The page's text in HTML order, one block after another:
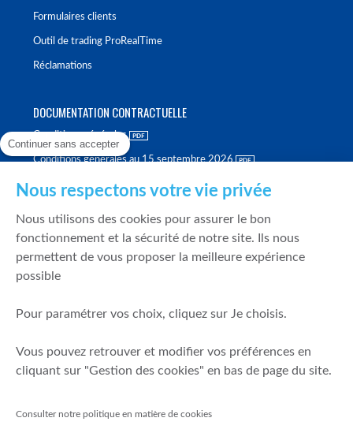
Formulaires clients
Outil de trading ProRealTime
Réclamations
DOCUMENTATION CONTRACTUELLE
Conditions générales
Conditions générales au 15 septembre 2026
Politique de meilleure sélection
Politique de durabilité
Fonds de garantie des dépôts et de résolution
Mentions légales
Prévention de la fraude
Continuer sans accepter
Nous respectons votre vie privée
Nous utilisons des cookies pour assurer le bon
fonctionnement et la sécurité de notre site. Ils nous
permettent de vous proposer la meilleure expérience
possible
Pour paramétrer vos choix, cliquez sur Je choisis.
Vous pouvez retrouver et modifier vos préférences en
cliquant sur "Gestion des cookies" en bas de page du site.
Consulter notre politique en matière de cookies